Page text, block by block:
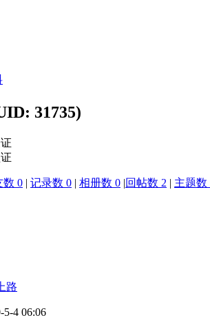
31735)
数 0 | 记录数 0 | 相册数 0 |回帖数 2 | 主题数
路
5-4 06:06